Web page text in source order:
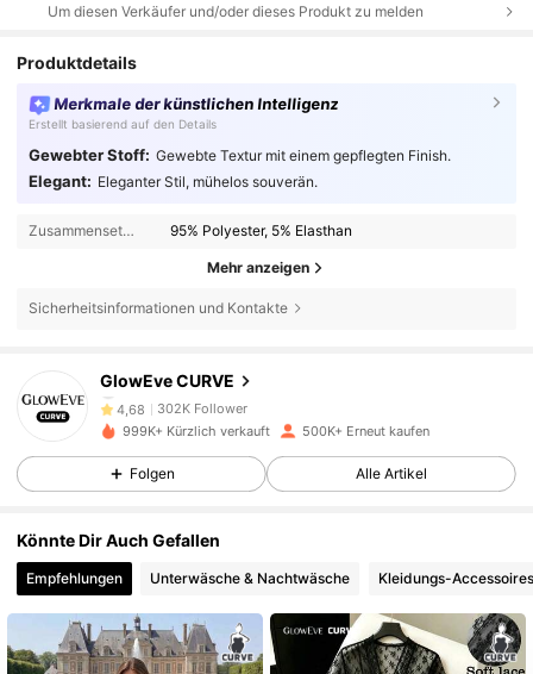
Um diesen Verkäufer und/oder dieses Produkt zu melden
Produktdetails
Merkmale der künstlichen Intelligenz
Erstellt basierend auf den Details
Gewebter Stoff: Gewebte Textur mit einem gepflegten Finish.
Elegant: Eleganter Stil, mühelos souverän.
Zusammensetzung: 95% Polyester, 5% Elasthan
Mehr anzeigen
Sicherheitsinformationen und Kontakte
GlowEve CURVE
4,68 302K Follower
4,68 302K Follower
4,68
4,68 302K Follower
999K+ Kürzlich verkauft 500K+ Erneut kaufen
Folgen Alle Artikel
Könnte Dir Auch Gefallen
Empfehlungen Unterwäsche & Nachtwäsche Kleidungs-Accessoires